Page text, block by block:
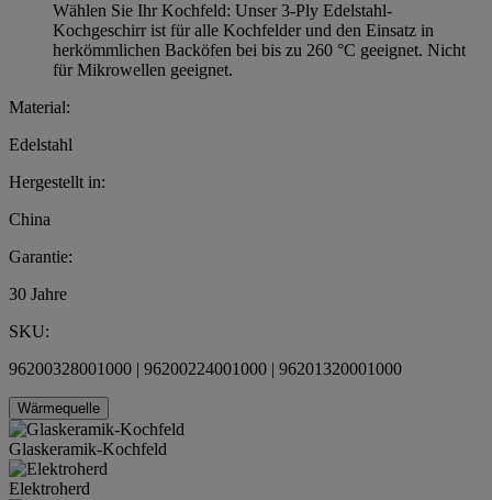
Wählen Sie Ihr Kochfeld: Unser 3-Ply Edelstahl-
Kochgeschirr ist für alle Kochfelder und den Einsatz in
herkömmlichen Backöfen bei bis zu 260 °C geeignet. Nicht
für Mikrowellen geeignet.
Material:
Edelstahl
Hergestellt in:
China
Garantie:
30 Jahre
SKU:
96200328001000 | 96200224001000 | 96201320001000
Wärmequelle
Glaskeramik-Kochfeld
Elektroherd